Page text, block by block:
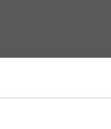
Geflügel einen sicheren